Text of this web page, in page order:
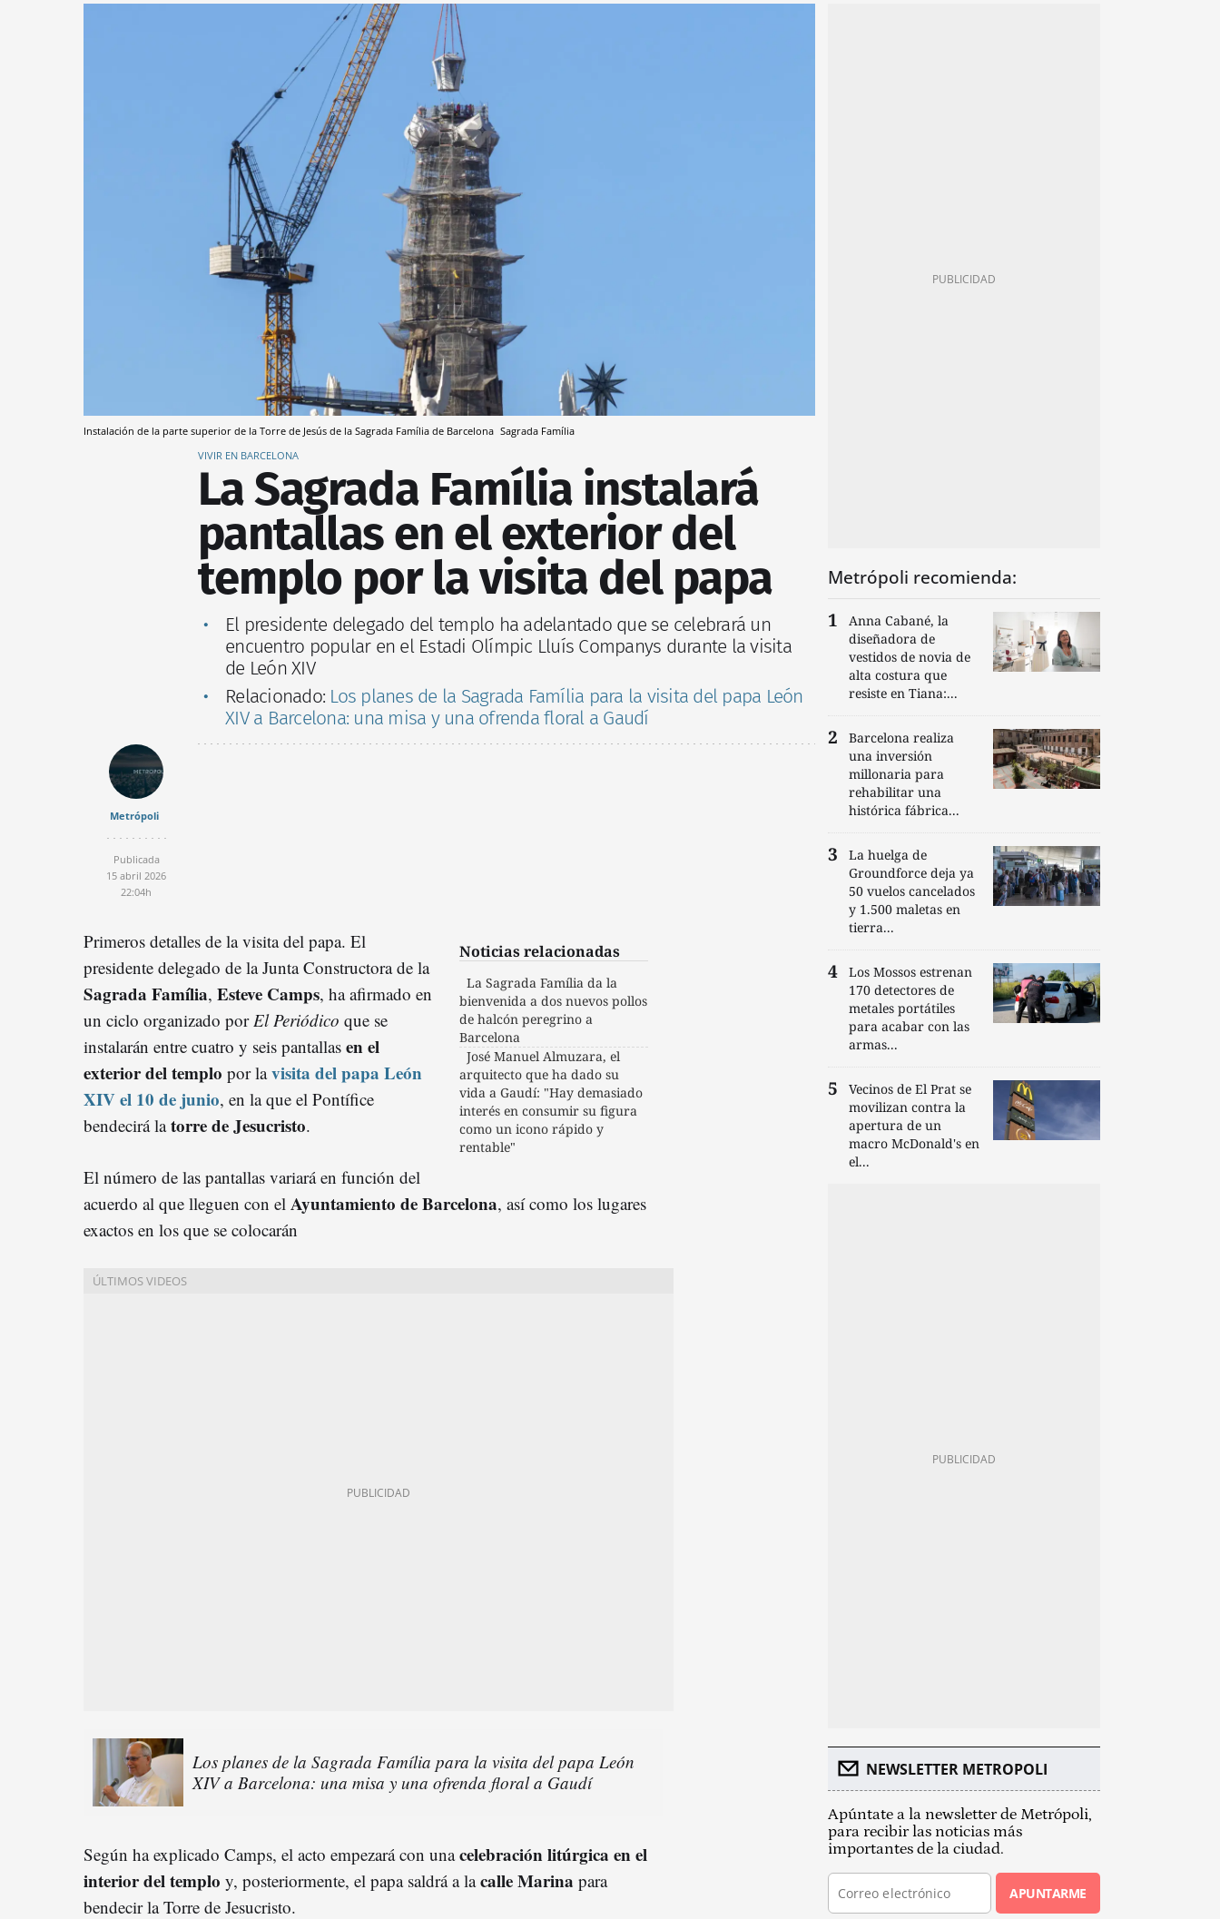
Instalación de la parte superior de la Torre de Jesús de la Sagrada Família de Barcelona Sagrada Família
VIVIR EN BARCELONA
La Sagrada Família instalará
pantallas en el exterior del
templo por la visita del papa
El presidente delegado del templo ha adelantado que se celebrará un
encuentro popular en el Estadi Olímpic Lluís Companys durante la visita
de León XIV
Relacionado: Los planes de la Sagrada Família para la visita del papa León
XIV a Barcelona: una misa y una ofrenda floral a Gaudí
Metrópoli
Publicada
15 abril 2026
22:04h
Noticias relacionadas
La Sagrada Família da la
bienvenida a dos nuevos pollos
de halcón peregrino a
Barcelona
José Manuel Almuzara, el
arquitecto que ha dado su
vida a Gaudí: "Hay demasiado
interés en consumir su figura
como un icono rápido y
rentable"
Primeros detalles de la visita del papa. El
presidente delegado de la Junta Constructora de la
Sagrada Família, Esteve Camps, ha afirmado en
un ciclo organizado por El Periódico que se
instalarán entre cuatro y seis pantallas en el
exterior del templo por lavisita del papa León
XIV el 10 de junio, en la que el Pontífice
bendecirá latorre de Jesucristo.
El número de las pantallas variará en función del
acuerdo al que lleguen con el Ayuntamiento de Barcelona, así como los lugares
exactos en los que se colocarán
Los planes de la Sagrada Família para la visita del papa León
XIV a Barcelona: una misa y una ofrenda floral a Gaudí
Según ha explicado Camps, el acto empezará con unacelebración litúrgica en el
interior deltemplo y, posteriormente, el papa saldrá a lacalle Marina para
bendecir la Torre de Jesucristo.
Metrópoli recomienda:
Anna Cabané, la
diseñadora de
vestidos de novia de
alta costura que
resiste en Tiana:...
Barcelona realiza
una inversión
millonaria para
rehabilitar una
histórica fábrica...
La huelga de
Groundforce deja ya
50 vuelos cancelados
y 1.500 maletas en
tierra...
Los Mossos estrenan
170 detectores de
metales portátiles
para acabar con las
armas...
Vecinos de El Prat se
movilizan contra la
apertura de un
macro McDonald's en
el...
NEWSLETTER METROPOLI
Apúntate a la newsletter de Metrópoli,
para recibir las noticias más
importantes de la ciudad.
APUNTARME